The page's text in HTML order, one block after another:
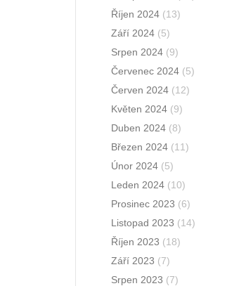
Říjen 2024 (13)
Září 2024 (5)
Srpen 2024 (9)
Červenec 2024 (5)
Červen 2024 (12)
Květen 2024 (9)
Duben 2024 (8)
Březen 2024 (11)
Únor 2024 (5)
Leden 2024 (10)
Prosinec 2023 (6)
Listopad 2023 (14)
Říjen 2023 (18)
Září 2023 (7)
Srpen 2023 (7)